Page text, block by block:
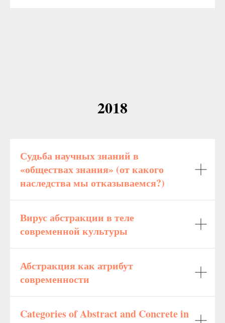
2018
Судьба научных знаний в
«обществах знания» (от какого
наследства мы отказываемся?)
Вирус абстракции в теле
современной культуры
Абстракция как атрибут
современности
Categories of Abstract and Concrete in